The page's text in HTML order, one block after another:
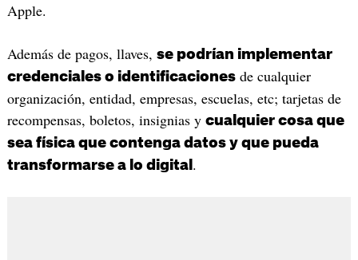
Apple.
Además de pagos, llaves, se podrían implementar
credenciales o identificacionesde cualquier
organización, entidad, empresas, escuelas, etc; tarjetas de
recompensas, boletos, insignias y cualquier cosa que
sea física que contenga datos y que pueda
transformarse a lo digital .